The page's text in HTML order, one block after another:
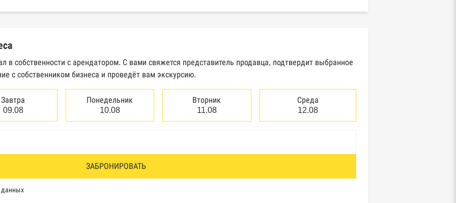
налоговой службы России
арбитражного суда
о банкротстве юридических лиц
о банкротстве физических лиц
обслуживания Роспатента
Федеральной службы судебных приставов
эмитентами ценных бумаг
Росздравнадзор, Рособрнадзор, Роскомнадзор, Роспотребнадзор, Росприроднадзор,
в собственности с арендатором. С вами свяжется представитель продавца, подтвердит выбранное
с собственником бизнеса и проведёт вам экскурсию.
Завтра
09.08
Понедельник
10.08
Вторник
11.08
Среда
12.08
ЗАБРОНИРОВАТЬ
данных